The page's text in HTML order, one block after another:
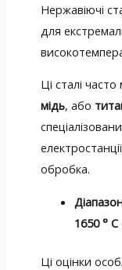
Нержавіючі
для
Ці сталі
мідь, або
обробка.
1650 ° C
Ці оцінки